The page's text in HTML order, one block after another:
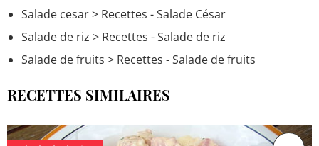
Salade cesar> Recettes - Salade César
Salade de riz > Recettes - Salade de riz
Salade de fruits > Recettes - Salade de fruits
RECETTES SIMILAIRES